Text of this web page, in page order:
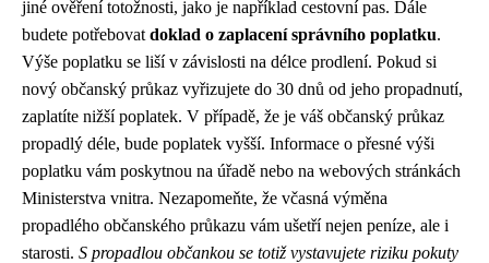
jiné ověření totožnosti, jako je například cestovní pas. Dále
budete potřebovat doklad o zaplacení správního poplatku.
Výše poplatku se liší v závislosti na délce prodlení. Pokud si
nový občanský průkaz vyřizujete do 30 dnů od jeho propadnutí,
zaplatíte nižší poplatek. V případě, že je váš občanský průkaz
propadlý déle, bude poplatek vyšší. Informace o přesné výši
poplatku vám poskytnou na úřadě nebo na webových stránkách
Ministerstva vnitra. Nezapomeňte, že včasná výměna
propadlého občanského průkazu vám ušetří nejen peníze, ale i
starosti. S propadlou občankou se totiž vystavujete riziku pokuty